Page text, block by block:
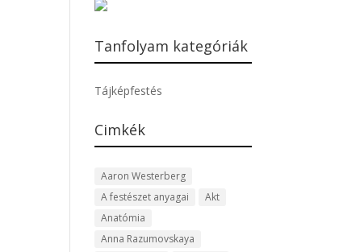
Tanfolyam kategóriák
Tájképfestés
Cimkék
Aaron Westerberg
A festészet anyagai
Akt
Anatómia
Anna Razumovskaya